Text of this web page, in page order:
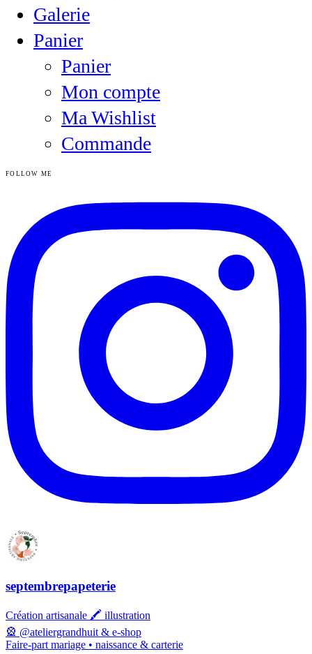
Galerie
Panier
Panier
Mon compte
Ma Wishlist
Commande
FOLLOW ME
septembrepapeterie
Création artisanale 🖍️ illustration
🎡 @ateliergrandhuit & e-shop
Faire-part mariage • naissance & carterie